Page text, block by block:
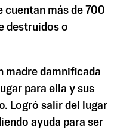
más de 700
destruidos o
madre damnificada
para ella y sus
Logró salir del lugar
ayuda para ser